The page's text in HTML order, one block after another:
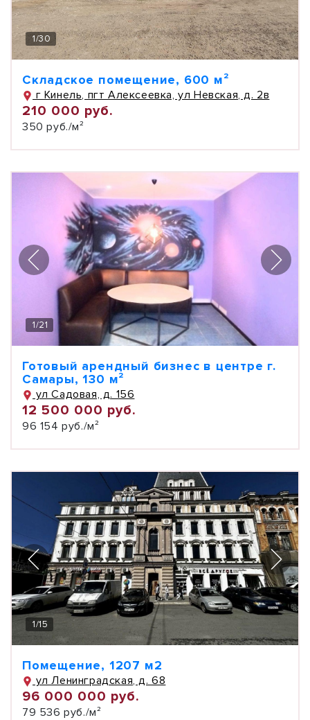
1/30
Складское помещение, 600 м²
г Кинель, пгт Алексеевка, ул Невская, д. 2в
210 000 руб.
350 руб./м²
1/21
Готовый арендный бизнес в центре г.
Самары, 130 м²
ул Садовая, д. 156
12 500 000 руб.
96 154 руб./м²
1/15
Помещение, 1207 м2
ул Ленинградская, д. 68
96 000 000 руб.
79 536 руб./м²